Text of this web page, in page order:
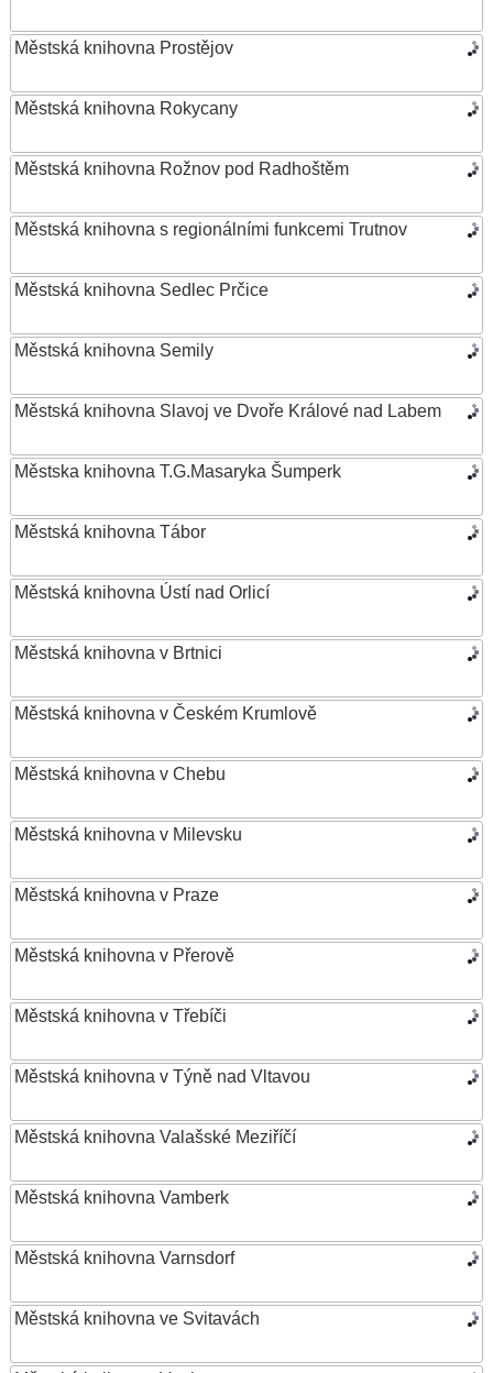
Městská knihovna Prostějov
Městská knihovna Rokycany
Městská knihovna Rožnov pod Radhoštěm
Městská knihovna s regionálními funkcemi Trutnov
Městská knihovna Sedlec Prčice
Městská knihovna Semily
Městská knihovna Slavoj ve Dvoře Králové nad Labem
Městska knihovna T.G.Masaryka Šumperk
Městská knihovna Tábor
Městská knihovna Ústí nad Orlicí
Městská knihovna v Brtnici
Městská knihovna v Českém Krumlově
Městská knihovna v Chebu
Městská knihovna v Milevsku
Městská knihovna v Praze
Městská knihovna v Přerově
Městská knihovna v Třebíči
Městská knihovna v Týně nad Vltavou
Městská knihovna Valašské Meziříčí
Městská knihovna Vamberk
Městská knihovna Varnsdorf
Městská knihovna ve Svitavách